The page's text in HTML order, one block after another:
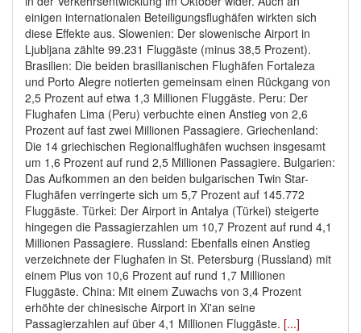
einigen internationalen Beteiligungsflughäfen wirkten sich
diese Effekte aus. Slowenien: Der slowenische Airport in
Ljubljana zählte 99.231 Fluggäste (minus 38,5 Prozent).
Brasilien: Die beiden brasilianischen Flughäfen Fortaleza
und Porto Alegre notierten gemeinsam einen Rückgang von
2,5 Prozent auf etwa 1,3 Millionen Fluggäste. Peru: Der
Flughafen Lima (Peru) verbuchte einen Anstieg von 2,6
Prozent auf fast zwei Millionen Passagiere. Griechenland:
Die 14 griechischen Regionalflughäfen wuchsen insgesamt
um 1,6 Prozent auf rund 2,5 Millionen Passagiere. Bulgarien:
Das Aufkommen an den beiden bulgarischen Twin Star-
Flughäfen verringerte sich um 5,7 Prozent auf 145.772
Fluggäste. Türkei: Der Airport in Antalya (Türkei) steigerte
hingegen die Passagierzahlen um 10,7 Prozent auf rund 4,1
Millionen Passagiere. Russland: Ebenfalls einen Anstieg
verzeichnete der Flughafen in St. Petersburg (Russland) mit
einem Plus von 10,6 Prozent auf rund 1,7 Millionen
Fluggäste. China: Mit einem Zuwachs von 3,4 Prozent
erhöhte der chinesische Airport in Xi'an seine
Passagierzahlen auf über 4,1 Millionen Fluggäste. [...]